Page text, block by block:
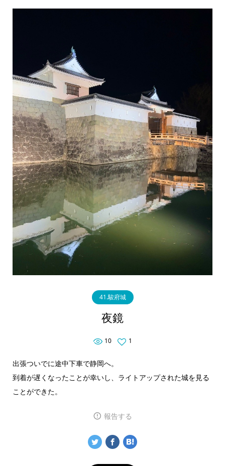
41.駿府城
夜鏡
10 1
出張ついでに途中下車で静岡へ。
到着が遅くなったことが幸いし、ライトアップされた城を見る
ことができた。
報告する